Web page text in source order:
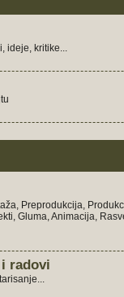
ideje, kritike...
Preprodukcija,
Gluma, Animacija,
radovi